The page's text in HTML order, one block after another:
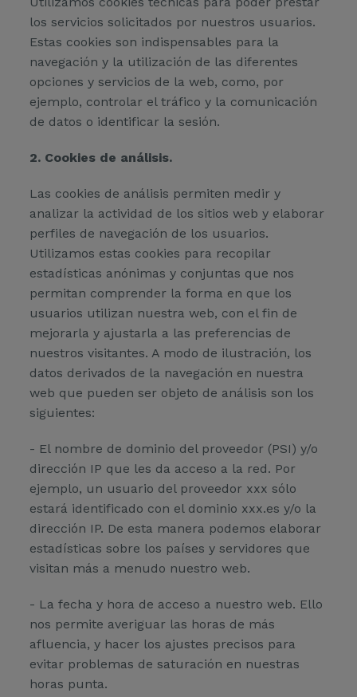
los servicios solicitados por nuestros usuarios.
Estas cookies son indispensables para la
navegación y la utilización de las diferentes
opciones y servicios de la web, como, por
ejemplo, controlar el tráfico y la comunicación
de datos o identificar la sesión.
2. Cookies de análisis.
Las cookies de análisis permiten medir y
analizar la actividad de los sitios web y elaborar
perfiles de navegación de los usuarios.
Utilizamos estas cookies para recopilar
estadísticas anónimas y conjuntas que nos
permitan comprender la forma en que los
usuarios utilizan nuestra web, con el fin de
mejorarla y ajustarla a las preferencias de
nuestros visitantes. A modo de ilustración, los
datos derivados de la navegación en nuestra
web que pueden ser objeto de análisis son los
siguientes:
- El nombre de dominio del proveedor (PSI) y/o
dirección IP que les da acceso a la red. Por
ejemplo, un usuario del proveedor xxx sólo
estará identificado con el dominio xxx.es y/o la
dirección IP. De esta manera podemos elaborar
estadísticas sobre los países y servidores que
visitan más a menudo nuestro web.
- La fecha y hora de acceso a nuestro web. Ello
nos permite averiguar las horas de más
afluencia, y hacer los ajustes precisos para
evitar problemas de saturación en nuestras
horas punta.